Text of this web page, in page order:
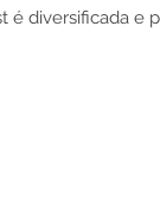
é diversificada e